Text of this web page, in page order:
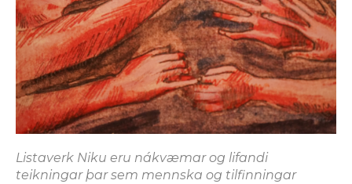
Listaverk Niku eru nákvæmar og lifandi
teikningar þar sem mennska og tilfinningar